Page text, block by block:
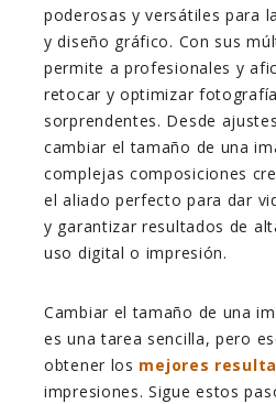
poderosas y versátiles para
y diseño gráfico. Con sus
permite a profesionales y
retocar y optimizar
sorprendentes. Desde
cambiar el tamaño de una
complejas composiciones
el aliado perfecto para dar
y garantizar resultados de
uso digital o impresión.
Cambiar el tamaño de una
es una tarea sencilla, pero
obtener los mejores
impresiones. Sigue estos